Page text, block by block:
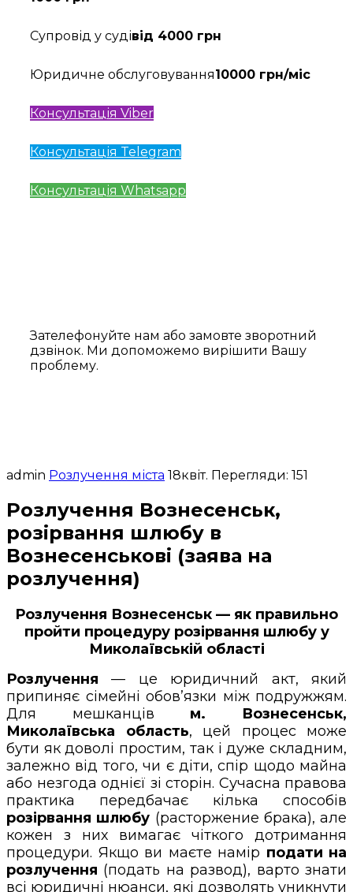
Супровід у судівід 4000 грн
Юридичне обслуговування10000 грн/міс
Консультація Viber
Консультація Telegram
Консультація Whatsapp
Зателефонуйте нам або замовте зворотний
дзвінок. Ми допоможемо вирішити Вашу
проблему.
admin Розлучення міста 18квіт. Перегляди: 151
Розлучення Вознесенськ,
розірвання шлюбу в
Вознесенськові (заява на
розлучення)
Розлучення Вознесенськ — як правильно
пройти процедуру розірвання шлюбу у
Миколаївській області
Розлучення — це юридичний акт, який
припиняє сімейні обов’язки між подружжям.
Для мешканців м. Вознесенськ,
Миколаївська область, цей процес може
бути як доволі простим, так і дуже складним,
залежно від того, чи є діти, спір щодо майна
або незгода однієї зі сторін. Сучасна правова
практика передбачає кілька способів
розірвання шлюбу (расторжение брака), але
кожен з них вимагає чіткого дотримання
процедури. Якщо ви маєте намір подати на
розлучення (подать на развод), варто знати
всі юридичні нюанси, які дозволять уникнути